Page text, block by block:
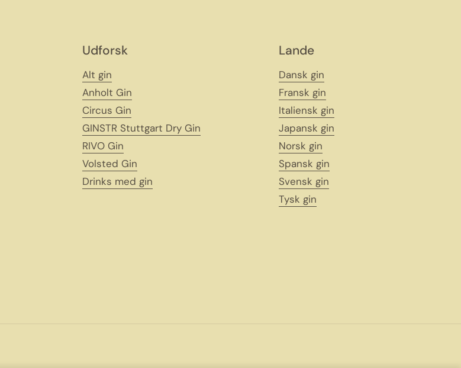
Udforsk
Alt gin
Anholt Gin
Circus Gin
GINSTR Stuttgart Dry Gin
RIVO Gin
Volsted Gin
Drinks med gin
Lande
Dansk gin
Fransk gin
Italiensk gin
Japansk gin
Norsk gin
Spansk gin
Svensk gin
Tysk gin